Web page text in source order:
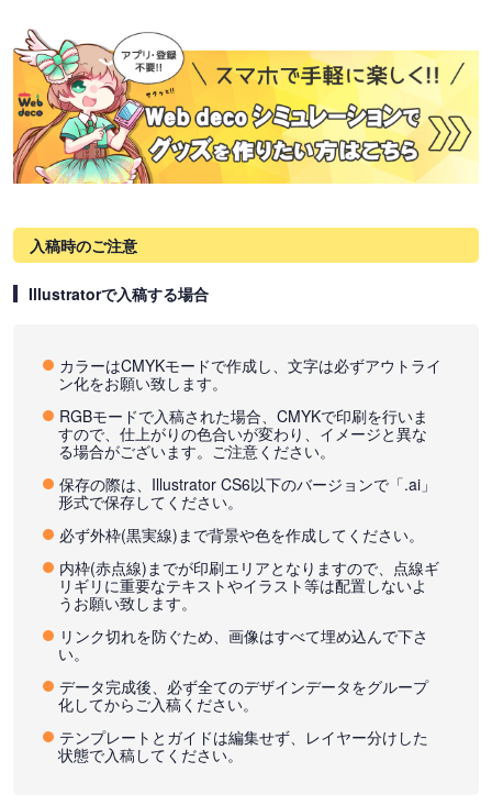
入稿時のご注意
Illustratorで入稿する場合
カラーはCMYKモードで作成し、文字は必ずアウトライ
ン化をお願い致します。
RGBモードで入稿された場合、CMYKで印刷を行いま
すので、仕上がりの色合いが変わり、イメージと異な
る場合がございます。ご注意ください。
保存の際は、Illustrator CS6以下のバージョンで「.ai」
形式で保存してください。
必ず外枠(黒実線)まで背景や色を作成してください。
内枠(赤点線)までが印刷エリアとなりますので、点線ギ
リギリに重要なテキストやイラスト等は配置しないよ
うお願い致します。
リンク切れを防ぐため、画像はすべて埋め込んで下さ
い。
データ完成後、必ず全てのデザインデータをグループ
化してからご入稿ください。
テンプレートとガイドは編集せず、レイヤー分けした
状態で入稿してください。